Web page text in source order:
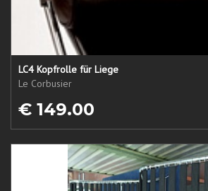
LC4 Kopfrolle für Liege
Le Corbusier
€ 149.00